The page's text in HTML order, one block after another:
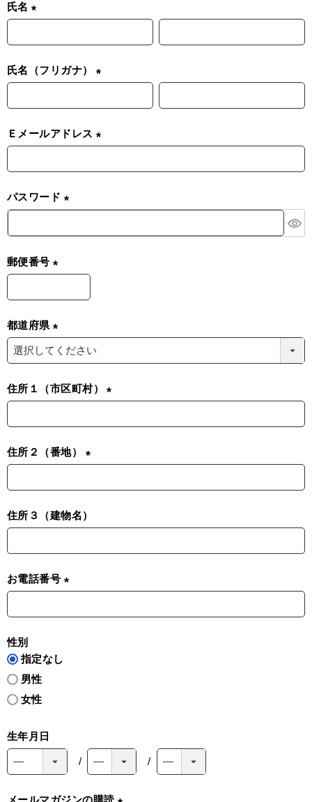
氏名
必
氏名（フリガナ）
必
)
Ｅメールアドレス
必
パスワード
必
郵便番号
必
)
都道府県
(
必
)
住所１（市区町村）
必
住所２（番地）
必
)
住所３（建物名）
お電話番号
必
性別
指定なし
男性
女性
生年月日